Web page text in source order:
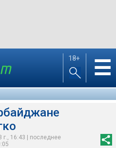
18+ ☰
г., 16:43 | последнее